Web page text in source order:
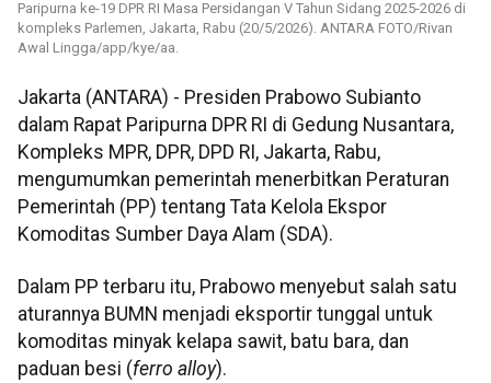
Paripurna ke-19 DPR RI Masa Persidangan V Tahun Sidang 2025-2026 di
kompleks Parlemen, Jakarta, Rabu (20/5/2026). ANTARA FOTO/Rivan
Awal Lingga/app/kye/aa.
Jakarta (ANTARA) - Presiden Prabowo Subianto
dalam Rapat Paripurna DPR RI di Gedung Nusantara,
Kompleks MPR, DPR, DPD RI, Jakarta, Rabu,
mengumumkan pemerintah menerbitkan Peraturan
Pemerintah (PP) tentang Tata Kelola Ekspor
Komoditas Sumber Daya Alam (SDA).
Dalam PP terbaru itu, Prabowo menyebut salah satu
aturannya BUMN menjadi eksportir tunggal untuk
komoditas minyak kelapa sawit, batu bara, dan
paduan besi (ferro alloy).